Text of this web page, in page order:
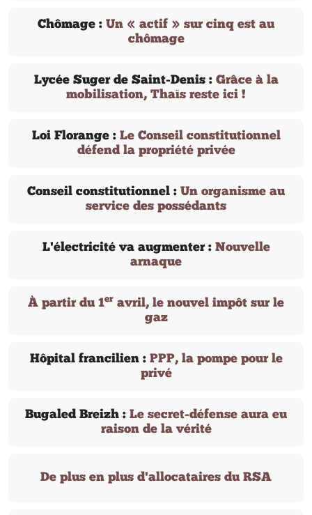
Chômage : Un « actif » sur cinq est au
chômage
Lycée Suger de Saint-Denis : Grâce à la
mobilisation, Thaïs reste ici !
Loi Florange : Le Conseil constitutionnel
défend la propriété privée
Conseil constitutionnel : Un organisme au
service des possédants
L'électricité va augmenter : Nouvelle
arnaque
À partir du 1er avril, le nouvel impôt sur le
gaz
Hôpital francilien : PPP, la pompe pour le
privé
Bugaled Breizh : Le secret-défense aura eu
raison de la vérité
De plus en plus d'allocataires du RSA